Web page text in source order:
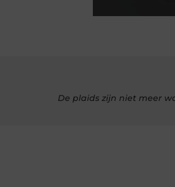
De plaids zijn niet meer